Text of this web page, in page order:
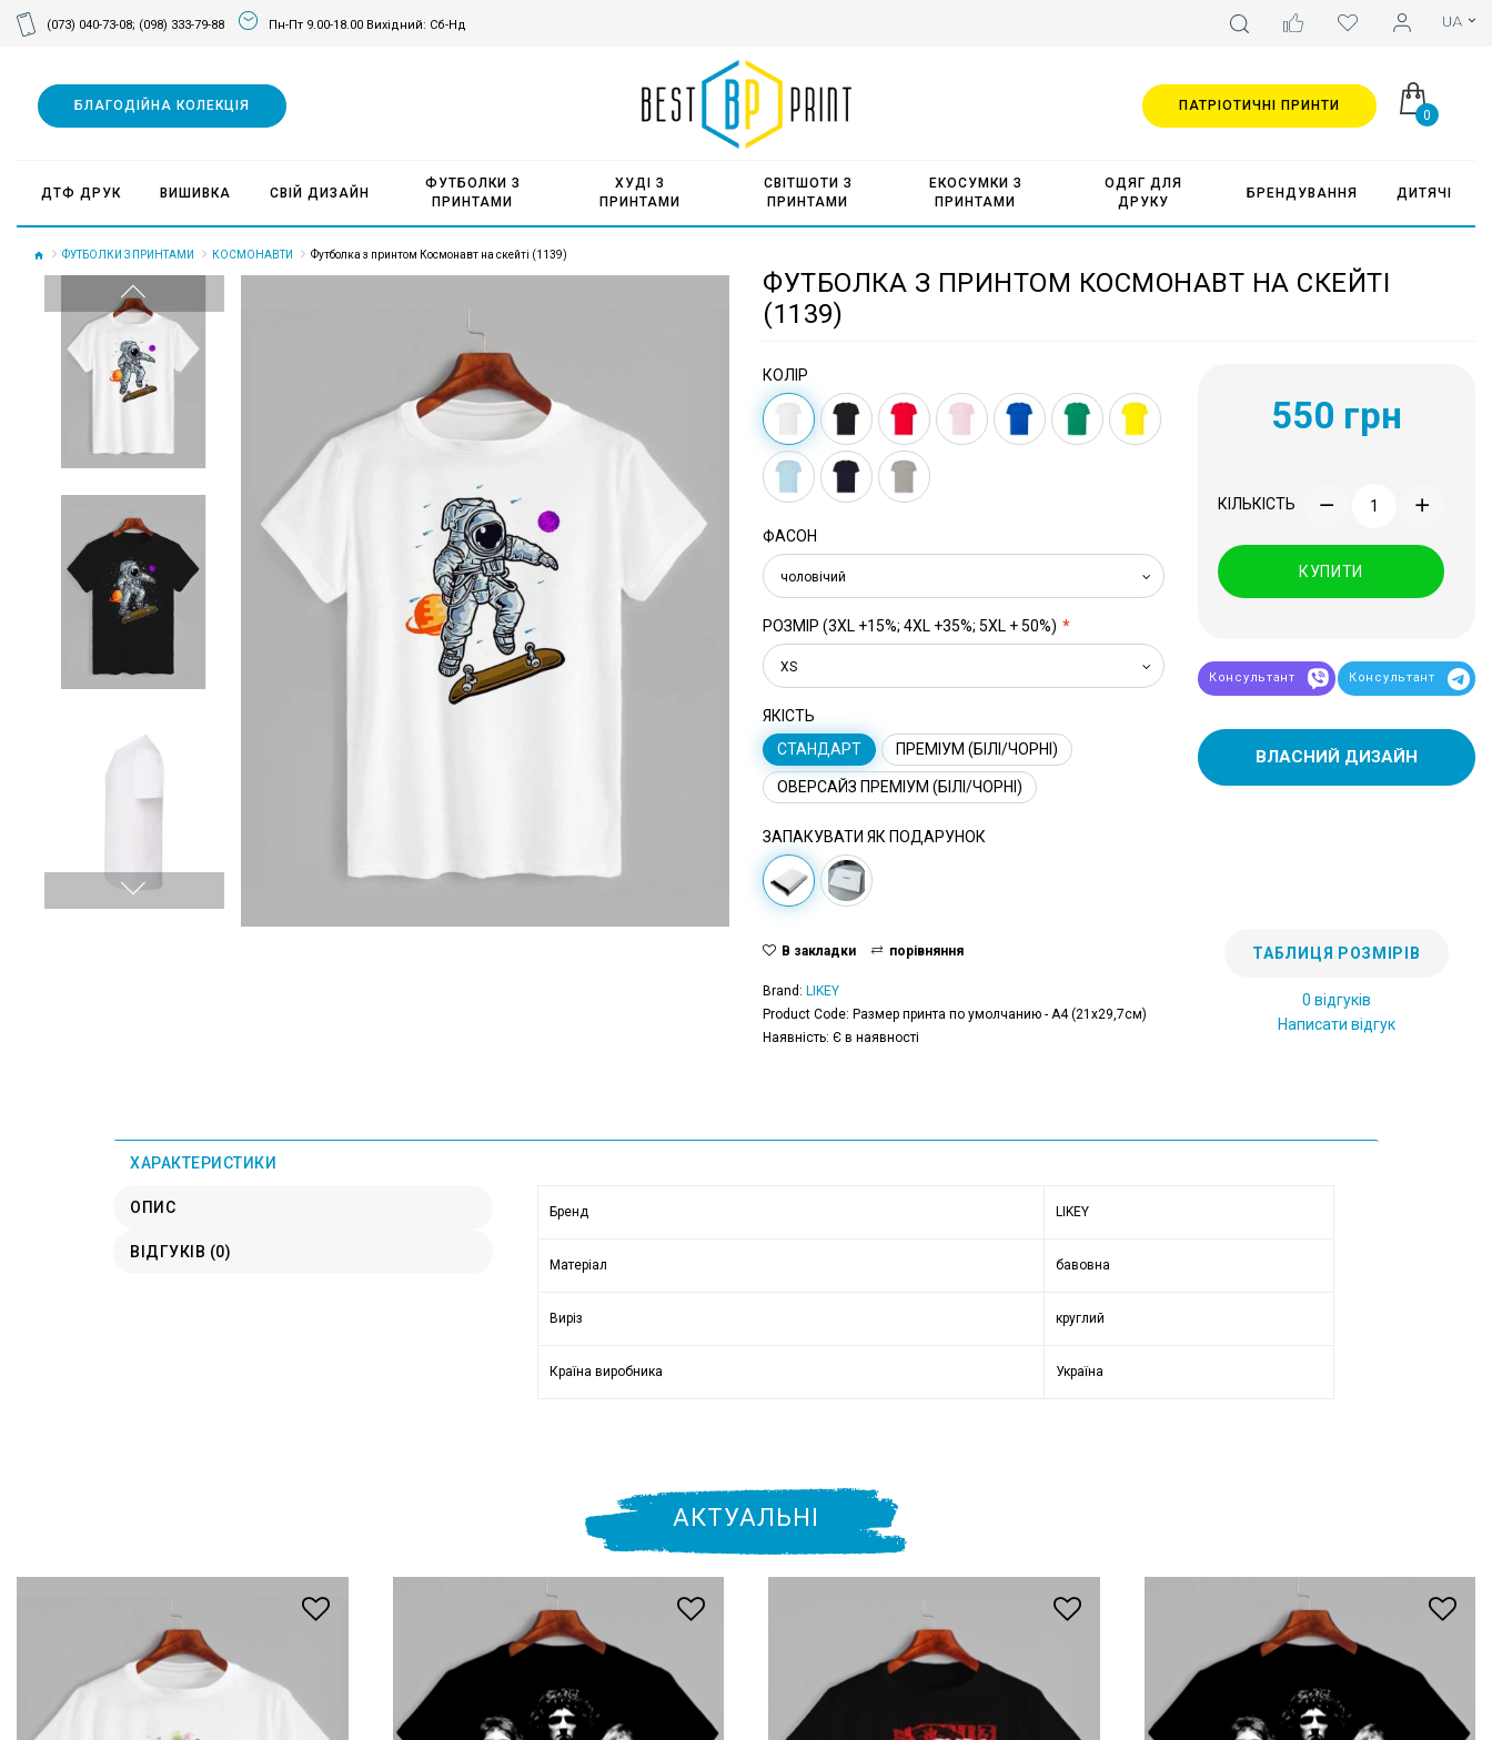
(073) 040-73-08; (098) 333-79-88 Пн-Пт 9.00-18.00 Вихідний: Сб-Нд
0
БЛАГОДІЙНА КОЛЕКЦІЯ
ДТФ ДРУК ВИШИВКА СВІЙ ДИЗАЙН
ФУТБОЛКИ З
ПРИНТАМИ
ХУДІ З
ПРИНТАМИ
СВІТШОТИ З
ПРИНТАМИ
ЕКОСУМКИ З
ПРИНТАМИ
ОДЯГ ДЛЯ
ДРУКУ
БРЕНДУВАННЯ ДИТЯЧІ
ПАТРІОТИЧНІ ПРИНТИ
ФУТБОЛКИ З ПРИНТАМИ КОСМОНАВТИ Футболка з принтом Космонавт на скейті (1139)
ФУТБОЛКА З ПРИНТОМ КОСМОНАВТ НА СКЕЙТІ
(1139)
КОЛІР
ФАСОН
чоловічий
РОЗМІР (3XL +15%; 4XL +35%; 5XL + 50%)
XS
ЯКІСТЬ
СТАНДАРТ
ПРЕМІУМ (БІЛІ/ЧОРНІ)
ОВЕРСАЙЗ ПРЕМІУМ (БІЛІ/ЧОРНІ)
ЗАПАКУВАТИ ЯК ПОДАРУНОК
550 грн
КІЛЬКІСТЬ
КУПИТИ
Консультант Консультант
ВЛАСНИЙ ДИЗАЙН
В закладки порівняння
Brand: LIKEY
Product Code: Размер принта по умолчанию - А4 (21x29,7см)
Наявність: Є в наявності
ТАБЛИЦЯ РОЗМІРІВ
0 відгуків
Написати відгук
ХАРАКТЕРИСТИКИ
ОПИС
ВІДГУКІВ (0)
Бренд LIKEY
Матеріал бавовна
Виріз круглий
Країна виробника Україна
АКТУАЛЬНІ